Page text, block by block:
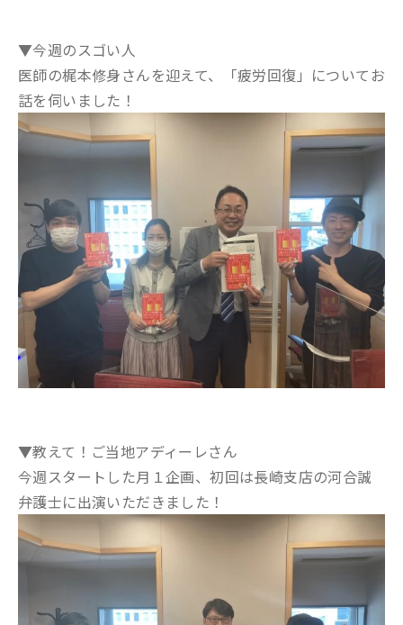
▼今週のスゴい人
医師の梶本修身さんを迎えて、「疲労回復」についてお
話を伺いました！
▼教えて！ご当地アディーレさん
今週スタートした月１企画、初回は長崎支店の河合誠
弁護士に出演いただきました！